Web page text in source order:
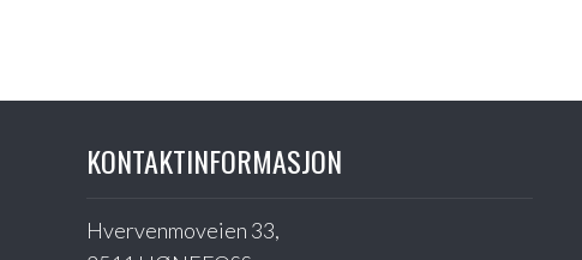
KONTAKTINFORMASJON
Hvervenmoveien 33,